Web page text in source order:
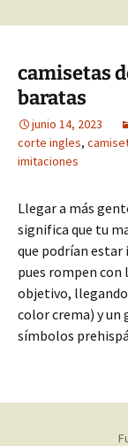
camisetas
baratas
junio 14, 2023
corte ingles,
imitaciones
Llegar a más
significa que tu
que podrían estar
pues rompen
objetivo,
color crema) y un
símbolos